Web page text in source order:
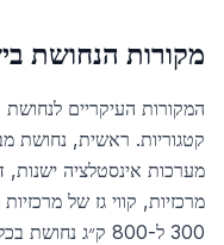
מקורות הנחושת
קטגוריות. ראשית, נחושת
מערכות אינסטלציה ישנות,
מרכזיות, קווי גז של
300 ל-800 ק״ג